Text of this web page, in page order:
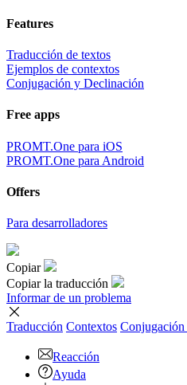
Features
Traducción de textos
Ejemplos de contextos
Conjugación y Declinación
Free apps
PROMT.One para iOS
PROMT.One para Android
Offers
Para desarrolladores
Copiar
Copiar la traducción
Informar de un problema
Traducción Contextos Conjugación
Reacción
Ayuda